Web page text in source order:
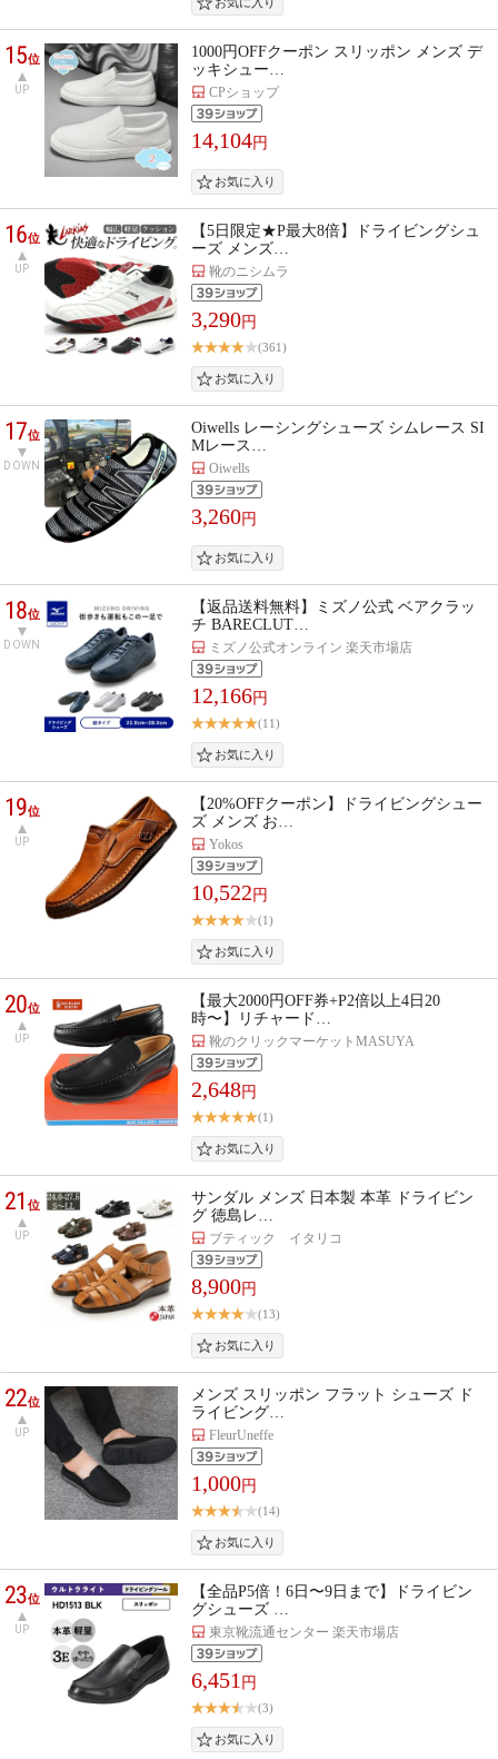
15位
UP
1000円OFFクーポン スリッポン メンズ デ
ッキシュー…
CPショップ
14,104円
16位
UP
【5日限定★P最大8倍】ドライビングシュ
ーズ メンズ…
靴のニシムラ
3,290円
(361)
17位
DOWN
Oiwells レーシングシューズ シムレース SI
Mレース…
Oiwells
3,260円
18位
DOWN
【返品送料無料】ミズノ公式 ベアクラッ
チ BARECLUT…
ミズノ公式オンライン 楽天市場店
12,166円
(11)
19位
UP
【20%OFFクーポン】ドライビングシュー
ズ メンズ お…
Yokos
10,522 円
(1)
20位
UP
【最大2000円OFF券+P2倍以上4日20
時〜】リチャード…
靴のクリックマーケットMASUYA
2,648円
(1)
21位
UP
サンダル メンズ 日本製 本革 ドライビン
グ 徳島レ…
ブティック イタリコ
8,900円
(13)
22位
UP
メンズ スリッポン フラット シューズ ド
ライビング…
FleurUneffe
1,000円
(14)
23位
UP
【全品P5倍！6日〜9日まで】ドライビン
グシューズ …
東京靴流通センター 楽天市場店
6,451 円
(3)